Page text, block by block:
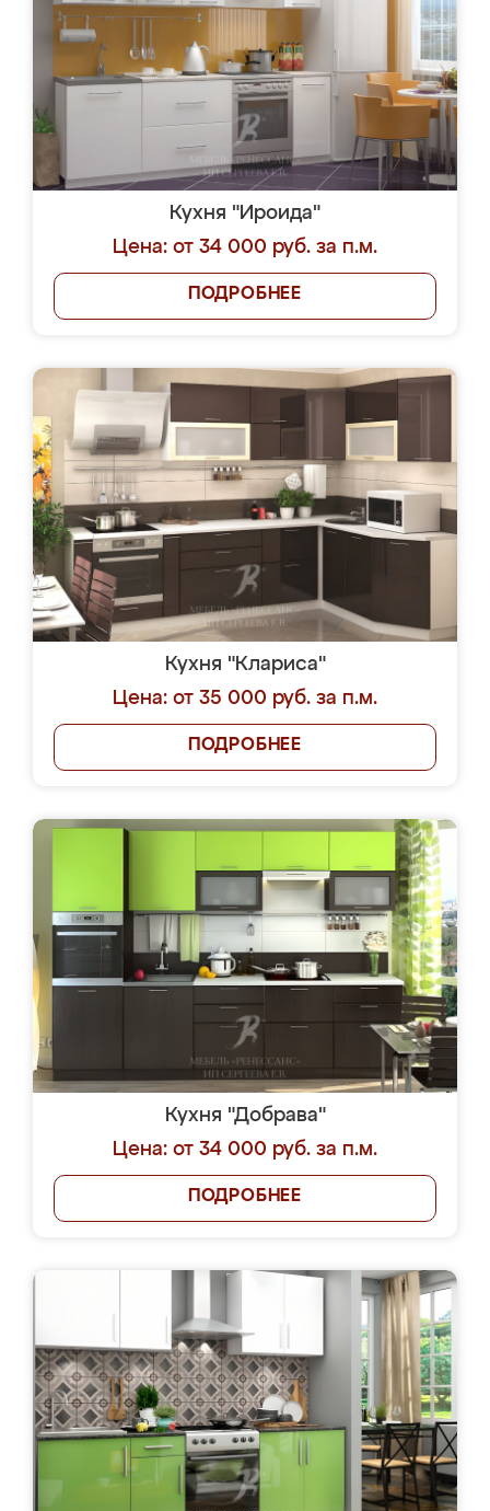
Кухня "Ироида"
Цена: от 34 000 руб. за п.м.
ПОДРОБНЕЕ
Кухня "Клариса"
Цена: от 35 000 руб. за п.м.
ПОДРОБНЕЕ
Кухня "Добрава"
Цена: от 34 000 руб. за п.м.
ПОДРОБНЕЕ